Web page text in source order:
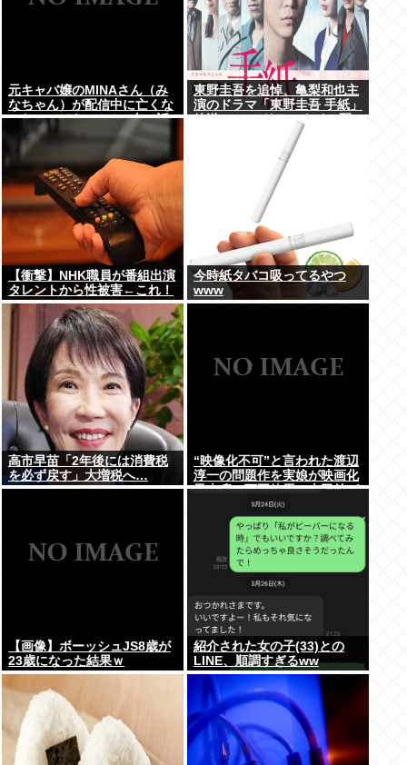
元キャバ嬢のMINAさん（み
なちゃん）が配信中に亡くな
ったのではないかとX上で話
題に（※動画あり）
東野圭吾を追悼、亀梨和也主
演のドラマ「東野圭吾 手紙」
放送 TVerでリアルタイム配
【衝撃】NHK職員が番組出演
タレントから性被害←これ！
今時紙タバコ吸ってるやつ
www
高市早苗「2年後には消費税
を必ず戻す」大増税へ…
“映像化不可”と言われた渡辺
淳一の問題作を実娘が映画化
黒木瞳、西岡徳馬、吉田羊が
【画像】ボーッシュJS8歳が
23歳になった結果ｗ
紹介された女の子(33)との
LINE、順調すぎるww